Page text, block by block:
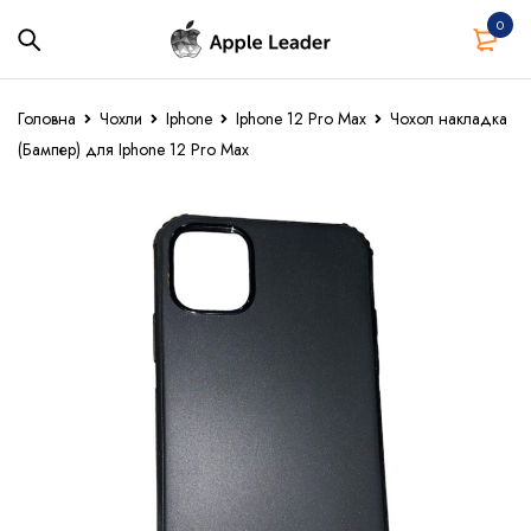
0
Головна Чохли Iphone Iphone 12 Pro Max
Чохол накладка
(Бампер) для Iphone 12 Pro Max